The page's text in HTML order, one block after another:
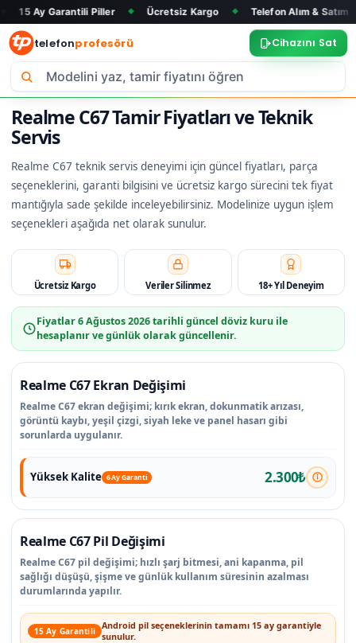
Piller ◆ Ücretsiz Kargo ◆ Telefon Alım & Satım ◆ Tüm
telefonprofesörü Cihazını Sat
Realme C67 Tamir Fiyatları ve Teknik
Servis
Realme C67 teknik servis deneyimi için güncel fiyatları, parça
seçeneklerini, garanti bilgisini ve ücretsiz kargo sürecini tek fiyat
mantığıyla sade şekilde inceleyebilirsiniz. Modelinize uygun işlem
seçenekleri aşağıda net olarak sunulur.
Ücretsiz Kargo Veriler Silinmez 18+ Yıl Deneyim
Fiyatlar6 Ağustos 2026tarihli güncel döviz kuru ile
hesaplanır ve günlük olarak güncellenir.
Realme C67 Ekran Değişimi
Realme C67 ekran değişimi; kırık ekran, dokunmatik arızası,
görüntü kaybı, yeşil çizgi, siyah leke ve panel hasarı gibi
sorunlarda uygulanır.
Yüksek Kalite 6 Ay Garanti 2.300₺
Realme C67 Pil Değişimi
Realme C67 pil değişimi; hızlı şarj bitmesi, ani kapanma, pil
sağlığı düşüşü, şişme ve günlük kullanım süresinin azalması
durumlarında yapılır.
15 Ay Garantili Android pil seçeneklerinin tamamı 15 ay garantiyle
sunulur.